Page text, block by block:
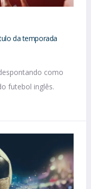
da temporada
como
futebol inglês.